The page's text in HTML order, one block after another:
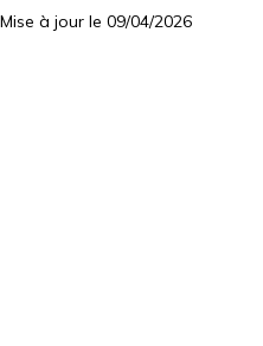
Mise à jour le 09/04/2026